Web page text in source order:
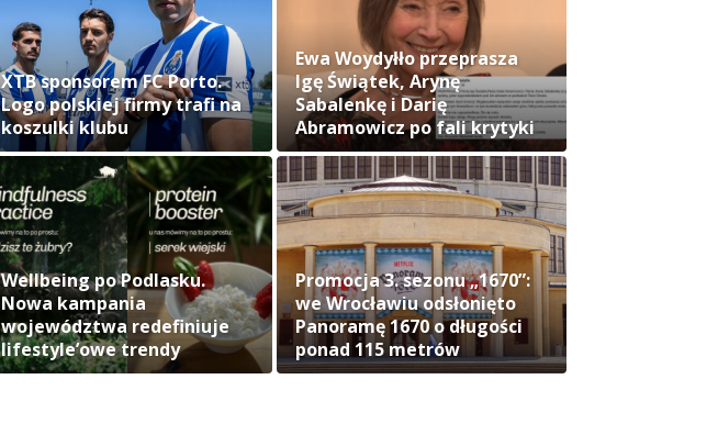
XTB sponsorem FC Porto.
Logo polskiej firmy trafi na
koszulki klubu
Ewa Woydyłło przeprasza
Igę Świątek, Arynę
Sabalenkę i Darię
Abramowicz po fali krytyki
Wellbeing po Podlasku.
Nowa kampania
województwa redefiniuje
lifestyle’owe trendy
Promocja 3. sezonu „1670”:
we Wrocławiu odsłonięto
Panoramę 1670 o długości
ponad 115 metrów